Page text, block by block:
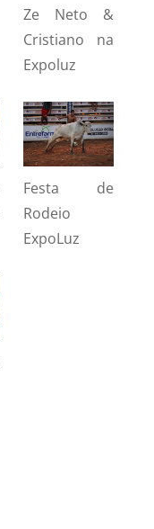
Ze Neto &
Cristiano na
Expoluz
Festa de
Rodeio
ExpoLuz